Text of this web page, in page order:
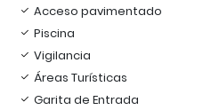
Acceso pavimentado
Piscina
Vigilancia
Áreas Turísticas
Garita de Entrada